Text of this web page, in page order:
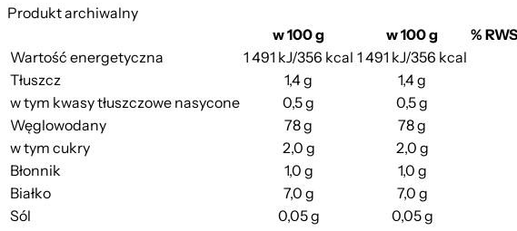
Produkt archiwalny
w 100 g
w 100 g
%
Wartość energetyczna
1 491 kJ/356 kcal 1 491 kJ/356 kcal
Tłuszcz
1,4 g 1,4 g
w tym kwasy tłuszczowe nasycone
0,5 g 0,5 g
Węglowodany
78 g 78 g
w tym cukry
2,0 g 2,0 g
Błonnik
1,0 g 1,0 g
Białko
7,0 g 7,0 g
Sól
0,05 g 0,05 g